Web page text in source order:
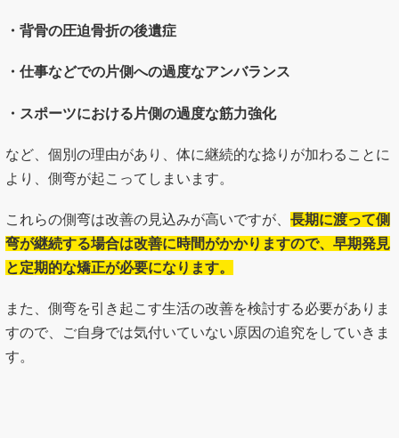
・背骨の圧迫骨折の後遺症
・仕事などでの片側への過度なアンバランス
・スポーツにおける片側の過度な筋力強化
など、個別の理由があり、体に継続的な捻りが加わることに
より、側弯が起こってしまいます。
これらの側弯は改善の見込みが高いですが、 長期に渡って側
弯が継続する場合は改善に時間がかかりますので、早期発見
と定期的な矯正が必要になります。
また、側弯を引き起こす生活の改善を検討する必要がありま
すので、ご自身では気付いていない原因の追究をしていきま
す。